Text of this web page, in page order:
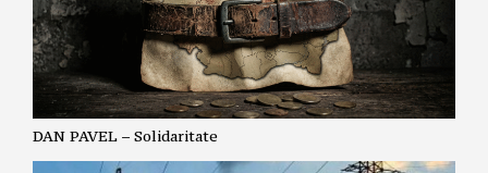
DAN PAVEL – Solidaritate